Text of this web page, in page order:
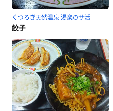
くつろぎ天然温泉 湯楽のサ活
餃子